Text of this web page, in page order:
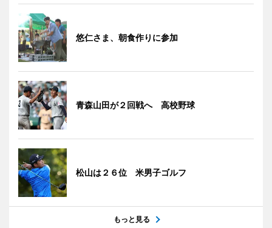
悠仁さま、朝食作りに参加
青森山田が２回戦へ 高校野球
松山は２６位 米男子ゴルフ
もっと見る